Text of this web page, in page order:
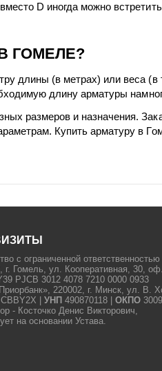
D иногда можно
ГОМЕЛЕ?
длины (в метрах) или веса
длину арматуры
размеров и назначения.
Купить арматуру в
с ограниченной
г. Гомель, ул. Кооперативная, 30,
PJCB 3012 4078 7210 0000 0933
220002, г. Минск, ул. В.
|УНП 490870118 |ОКПО
- Косточко Денис Викторович,
на основании Устава.